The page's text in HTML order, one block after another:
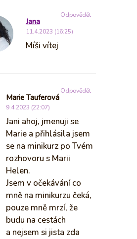
Jana
11.4.2023 (16:25)
Míši vítej
Odpovědět
Marie Tauferová
9.4.2023 (22:07)
Jani ahoj, jmenuji se
Marie a přihlásila jsem
se na minikurz po Tvém
rozhovoru s Marii
Helen.
Jsem v očekávání co
mně na minikurzu čeká,
pouze mně mrzí, že
budu na cestách
a nejsem si jista zda
Odpovědět